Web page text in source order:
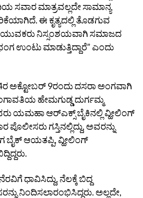
ಸವಾರ ಮಾತ್ರವಲ್ಲದೇ ಸಾಮಾನ್ಯ
ಈ ಕೃತ್ಯದಲ್ಲಿ ತೊಡಗುವ
ನಿಸ್ಸಂಶಯವಾಗಿ ಸಮಾಜದ
ಉಂಟು ಮಾಡುತ್ತಿದ್ದಾರೆ” ಎಂದು
ಅಕ್ಟೋಬರ್‌ 9ರಂದು ದಸರಾ ಅಂಗವಾಗಿ
ಹೇಮಗುಡ್ಡ ದುರ್ಗಮ್ಮ
ಯಮಹಾ ಆರ್‌ಎಕ್ಸ್‌ ಬೈಕಿನಲ್ಲಿ ವ್ಹೀಲಿಂಗ್‌
ಪೊಲೀಸರು ಗಸ್ತಿನಲ್ಲಿದ್ದು, ಅವರನ್ನು
ಆಯತಪ್ಪಿ, ವ್ಹೀಲಿಂಗ್‌
ಧಾವಿಸಿದ್ದು, ನೆಲಕ್ಕೆ ಬಿದ್ದ
ನಿಂದಿಸಲಾರಂಭಿಸಿದ್ದರು. ಅಲ್ಲದೇ,